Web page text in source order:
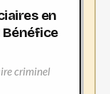
en
Bénéfice
criminel